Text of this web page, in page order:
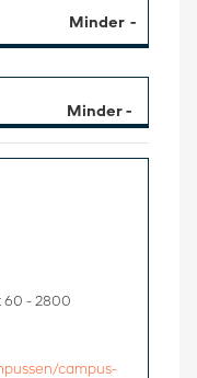
Minder
60 - 2800
campus-